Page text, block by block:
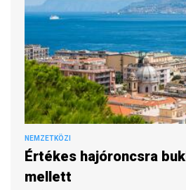
NEMZETKÖZI
Értékes hajóroncsra
mellett